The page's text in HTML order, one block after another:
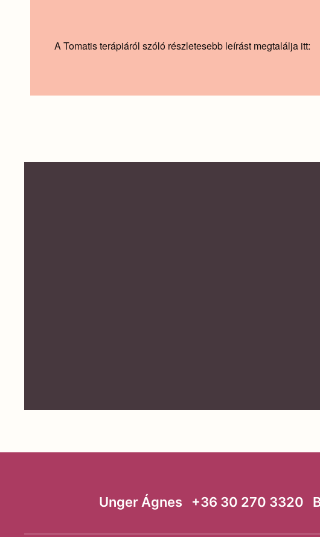
A Tomatis terápiáról szóló részletesebb leírást megtalálja itt:
Unger Ágnes +36 30 270 3320